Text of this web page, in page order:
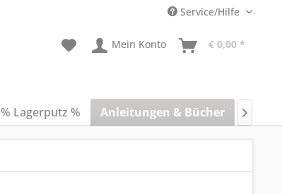
Service/Hilfe
Mein Konto € 0,00 *
% Lagerputz % Anleitungen & Bücher Blog
